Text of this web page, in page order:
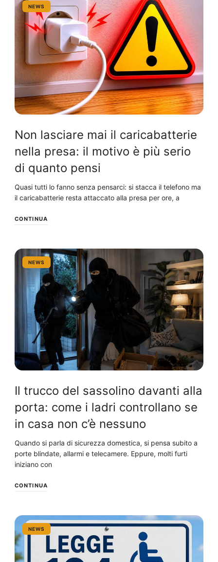
NEWS
Non lasciare mai il caricabatterie
nella presa: il motivo è più serio
di quanto pensi
Quasi tutti lo fanno senza pensarci: si stacca il telefono ma
il caricabatterie resta attaccato alla presa per ore, a
CONTINUA
NEWS
Il trucco del sassolino davanti alla
porta: come i ladri controllano se
in casa non c’è nessuno
Quando si parla di sicurezza domestica, si pensa subito a
porte blindate, allarmi e telecamere. Eppure, molti furti
iniziano con
CONTINUA
NEWS